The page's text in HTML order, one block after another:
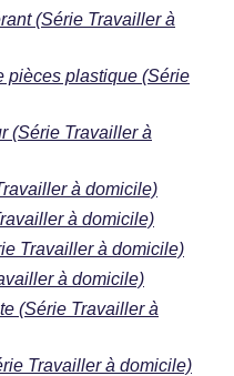
(Série Travailler à
pièces plastique (Série
(Série Travailler à
à domicile)
à domicile)
Travailler à domicile)
à domicile)
(Série Travailler à
Travailler à domicile)